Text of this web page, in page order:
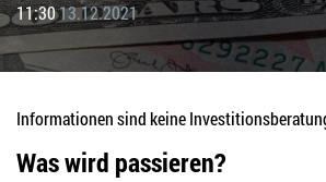
11:3013.12.2021
Informationen sind keine
Was wird passieren?